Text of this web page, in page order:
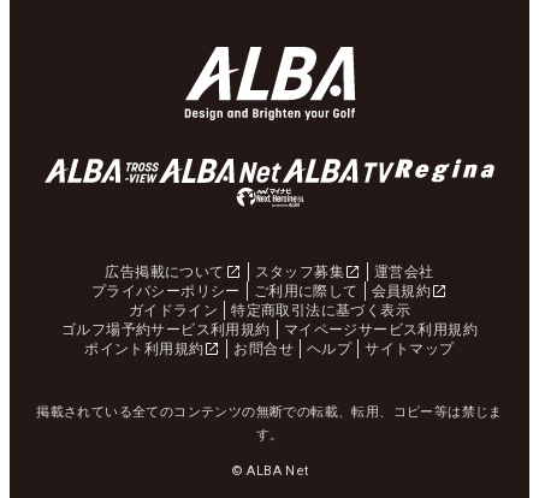
広告掲載について スタッフ募集
運営会社
プライバシーポリシー
ご利用に際して
会員規約
ガイドライン
特定商取引法に基づく表示
ゴルフ場予約サービス利用規約
マイページサービス利用規約
ポイント利用規約
お問合せ ヘルプ サイトマップ
掲載されている全てのコンテンツの無断での転載、転用、コピー等は禁じま
す。
© ALBA Net